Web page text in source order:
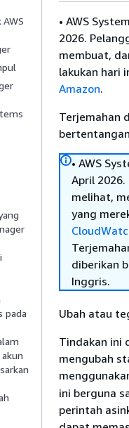
pada
• AWS
2026.
membuat,
lakukan hari
Amazon.
Terjemahan
• AWS
April
melihat,
yang
diberikan
Inggris.
Ubah atau
Tindakan ini
mengubah
ini berguna
perintah